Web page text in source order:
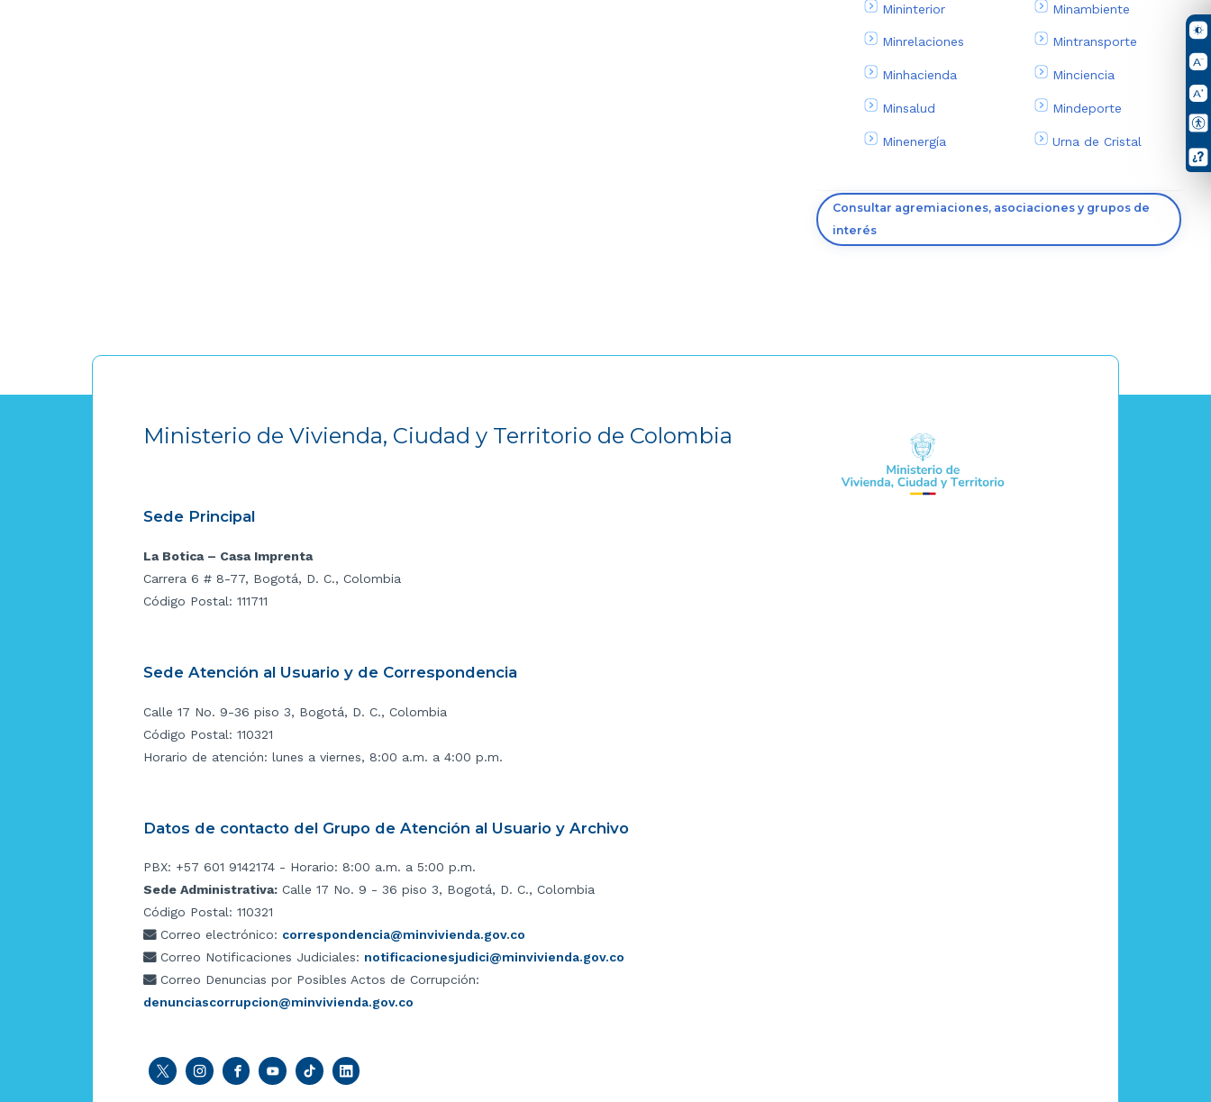
Mininterior
Minrelaciones
Minhacienda
Minsalud
Minenergía
Minambiente
Mintransporte
Minciencia
Mindeporte
Urna de Cristal
Consultar agremiaciones, asociaciones y grupos de
interés
Ministerio de Vivienda, Ciudad y Territorio de Colombia
Sede Principal
La Botica – Casa Imprenta
Carrera 6 # 8-77, Bogotá, D. C., Colombia
Código Postal: 111711
Sede Atención al Usuario y de Correspondencia
Calle 17 No. 9-36 piso 3, Bogotá, D. C., Colombia
Código Postal: 110321
Horario de atención: lunes a viernes, 8:00 a.m. a 4:00 p.m.
Datos de contacto del Grupo de Atención al Usuario y Archivo
PBX: +57 601 9142174 - Horario: 8:00 a.m. a 5:00 p.m.
Sede Administrativa: Calle 17 No. 9 - 36 piso 3, Bogotá, D. C., Colombia
Código Postal: 110321
Correo electrónico: correspondencia@minvivienda.gov.co
Correo Notificaciones Judiciales: notificacionesjudici@minvivienda.gov.co
Correo Denuncias por Posibles Actos de Corrupción:
denunciascorrupcion@minvivienda.gov.co